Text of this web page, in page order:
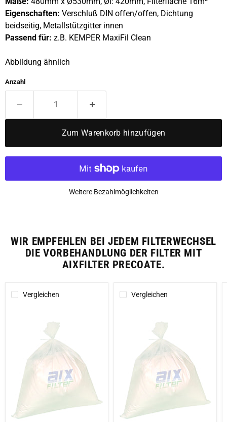
Eigenschaften: Verschluß DIN offen/offen, Dichtung
beidseitig, Metallstützgitter innen
Passend für: z.B. KEMPER MaxiFil Clean
Abbildung ähnlich
Anzahl
Zum Warenkorb hinzufügen
Weitere Bezahlmöglichkeiten
WIR EMPFEHLEN BEI JEDEM FILTERWECHSEL
DIE VORBEHANDLUNG DER FILTER MIT
AIXFILTER PRECOATE.
Vergleichen Vergleichen